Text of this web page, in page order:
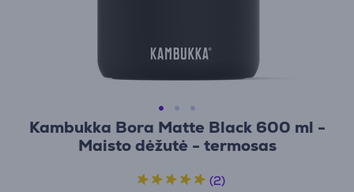
Kambukka Bora Matte Black 600 ml -
Maisto dėžutė - termosas
(2)